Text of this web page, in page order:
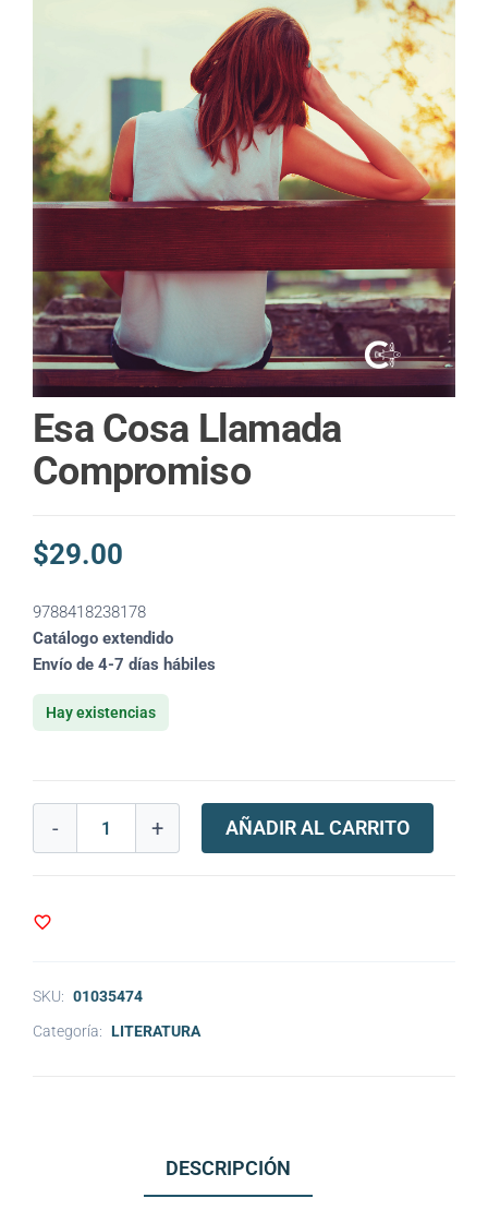
Esa Cosa Llamada
Compromiso
$29.00
9788418238178
Catálogo extendido
Envío de 4-7 días hábiles
Hay existencias
- + AÑADIR AL CARRITO
SKU: 01035474
Categoría: LITERATURA
DESCRIPCIÓN